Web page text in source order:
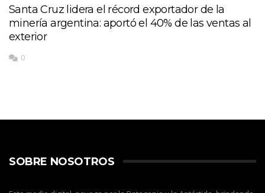
Santa Cruz lidera el récord exportador de la
minería argentina: aportó el 40% de las ventas al
exterior
0
SOBRE NOSOTROS